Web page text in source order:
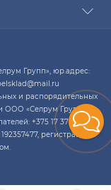
Групп», юр.адрес:
и распорядительных
ООО «Селрум Групп»,
+375 17 378-34-12.
регистрация